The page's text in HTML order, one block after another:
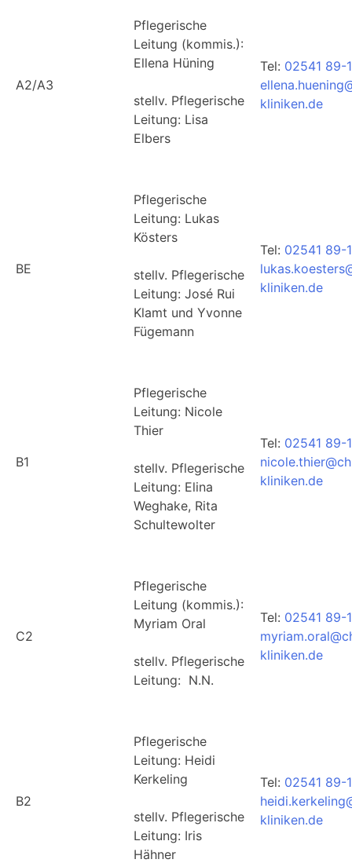
A2/A3
Pflegerische
Leitung (kommis.):
Ellena Hüning
stellv. Pflegerische
Leitung: Lisa
Elbers
Tel: 02541 89-
kliniken.de
BE
Pflegerische
Leitung: Lukas
Kösters
stellv. Pflegerische
Leitung: José Rui
Klamt und Yvonne
Fügemann
Tel: 02541 89-
kliniken.de
B1
Pflegerische
Leitung: Nicole
Thier
stellv. Pflegerische
Leitung: Elina
Weghake, Rita
Schultewolter
Tel: 02541 89-
kliniken.de
C2
Pflegerische
Leitung (kommis.):
Myriam Oral
stellv. Pflegerische
Leitung: N.N.
Tel: 02541 89-
kliniken.de
B2
Pflegerische
Leitung: Heidi
Kerkeling
stellv. Pflegerische
Leitung: Iris
Hähner
Tel: 02541 89-
kliniken.de